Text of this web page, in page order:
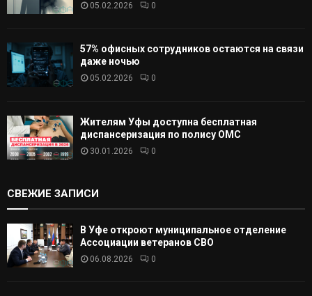
05.02.2026 0
57% офисных сотрудников остаются на связи
даже ночью
05.02.2026 0
Жителям Уфы доступна бесплатная
диспансеризация по полису ОМС
30.01.2026 0
СВЕЖИЕ ЗАПИСИ
В Уфе откроют муниципальное отделение
Ассоциации ветеранов СВО
06.08.2026 0